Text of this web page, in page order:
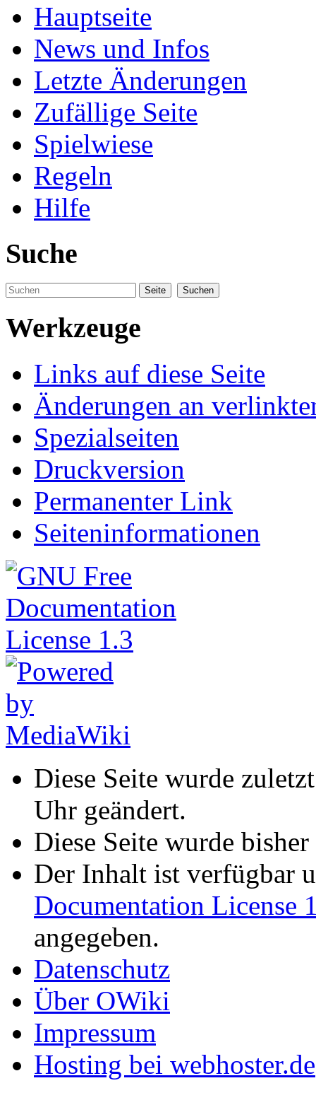
Hauptseite
News und Infos
Letzte Änderungen
Zufällige Seite
Spielwiese
Regeln
Hilfe
Suche
Werkzeuge
Links auf diese Seite
Änderungen an
Spezialseiten
Druckversion
Permanenter Link
Seiteninformationen
Diese Seite wurde
Uhr geändert.
Diese Seite wurde
Der Inhalt ist verfügbar
Documentation License
angegeben.
Datenschutz
Über OWiki
Impressum
Hosting bei webhoster.de